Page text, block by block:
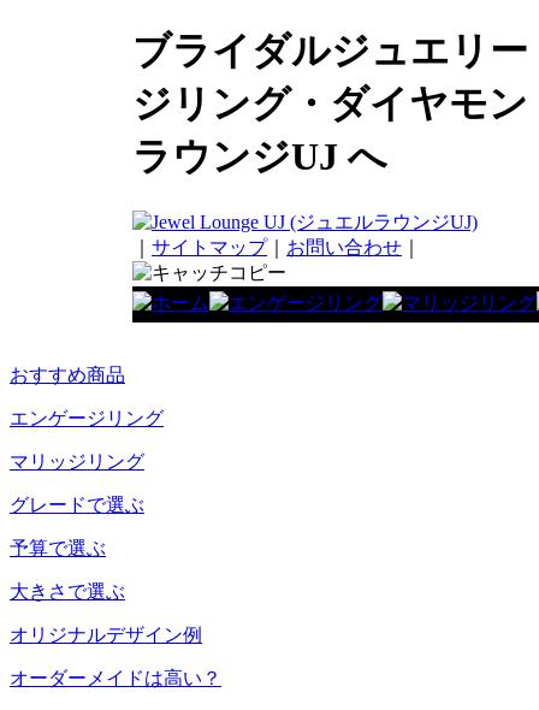
ブライダルジュエリ
ジリング・ダイヤモ
ラウンジUJ へ
サイトマップ｜ お問い合わせ
おすすめ商品
エンゲージリング
マリッジリング
グレードで選ぶ
予算で選ぶ
大きさで選ぶ
オリジナルデザイン例
オーダーメイドは高い？